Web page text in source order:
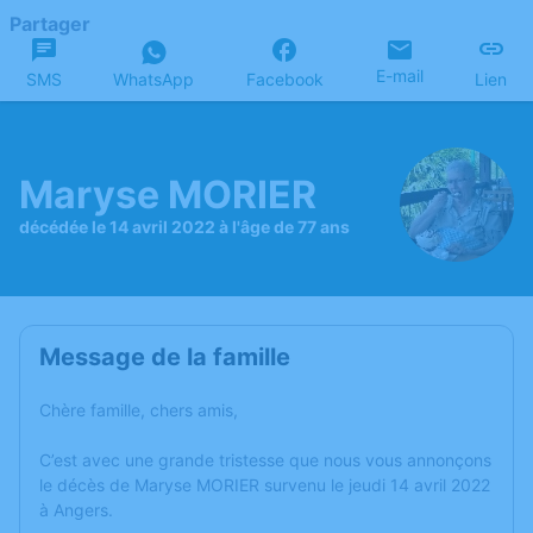
Partager
SMS WhatsApp Facebook E-mail Lien
Maryse MORIER
décédée le 14 avril 2022 à l'âge de 77 ans
Message de la famille
Chère famille, chers amis,
C’est avec une grande tristesse que nous vous annonçons
le décès de Maryse MORIER survenu le jeudi 14 avril 2022
à Angers.